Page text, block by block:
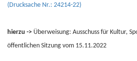
(Drucksache Nr.: 24214-22)
hierzu -> Überweisung: Ausschuss für Kultur,
öffentlichen Sitzung vom 15.11.2022